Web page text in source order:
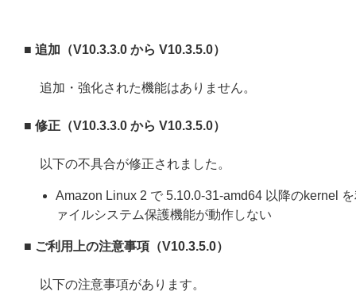
■ 追加（V10.3.3.0 から V10.3.5.0）
追加・強化された機能はありません。
■ 修正（V10.3.3.0 から V10.3.5.0）
以下の不具合が修正されました。
Amazon Linux 2 で 5.10.0-31-amd64 以降のkernel
ァイルシステム保護機能が動作しない
■ ご利用上の注意事項（V10.3.5.0）
以下の注意事項があります。